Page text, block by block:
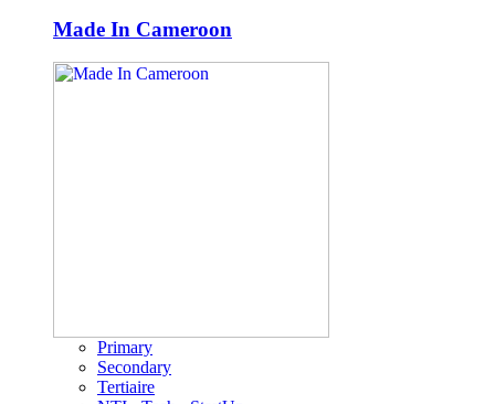
Made In Cameroon
Primary
Secondary
Tertiaire